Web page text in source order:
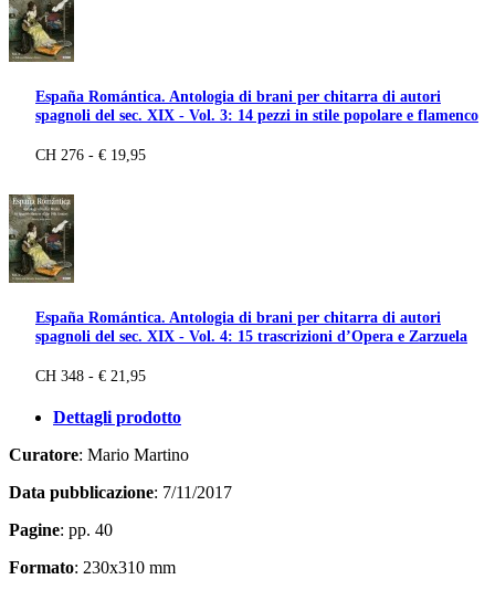
España Romántica. Antologia di brani per chitarra di autori
spagnoli del sec. XIX - Vol. 3: 14 pezzi in stile popolare e flamenco
CH 276 - € 19,95
España Romántica. Antologia di brani per chitarra di autori
spagnoli del sec. XIX - Vol. 4: 15 trascrizioni d’Opera e Zarzuela
CH 348 - € 21,95
Dettagli prodotto
Curatore: Mario Martino
Data pubblicazione: 7/11/2017
Pagine: pp. 40
Formato: 230x310 mm